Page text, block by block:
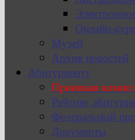
Онлайн-
Музей
Архив новостей
Абитуриенту
Приемная
Рейтинг
Федеральный
Документы